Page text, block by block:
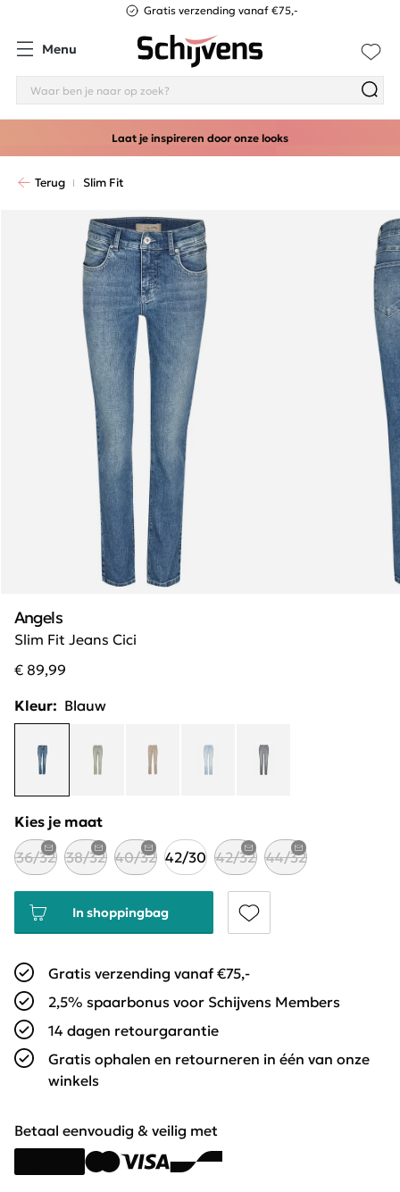
Gratis verzending vanaf €75,-
Menu
Laat je inspireren door onze looks
Terug Slim Fit
Slim Fit Jeans Cici
Angels
€ 89,99
Kleur: Blauw
Kies je maat
36/32 38/32 40/32 42/30 42/32 44/32
In shoppingbag
Gratis verzending vanaf €75,-
2,5% spaarbonus voor Schijvens Members
14 dagen retourgarantie
Gratis ophalen en retourneren in één van onze
winkels
Betaal eenvoudig & veilig met